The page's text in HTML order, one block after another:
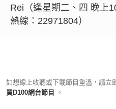
Rei（逢星期二、四 晚上
熱線：22971804）
如想線上收聽或下載節目重溫，請立
買D100網台節目
。